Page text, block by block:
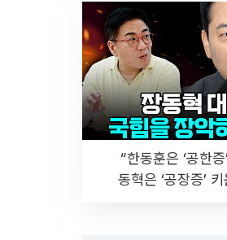
“한동훈은 ‘공한
동혁은 ‘공장증’